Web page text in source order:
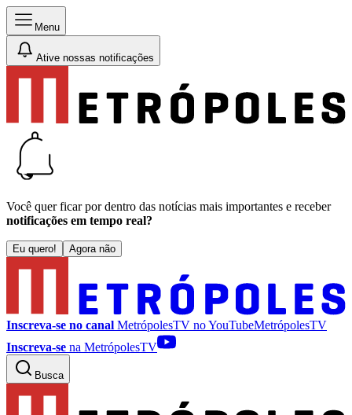
Menu
Ative nossas notificações
Você quer ficar por dentro das notícias mais importantes e receber
notificações em tempo real?
Eu quero! Agora não
Inscreva-se no canal MetrópolesTV noYouTubeMetrópolesTV
Inscreva-se na MetrópolesTV
Busca